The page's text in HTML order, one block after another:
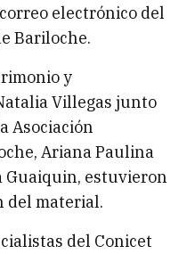
electrónico del
Bariloche.
y
Villegas junto
Asociación
Ariana Paulina
Guaiquin, estuvieron
del material.
del Conicet